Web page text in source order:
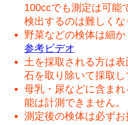
100ccでも測定は可能
検出するのは難しくな
野菜などの検体は細
参考ビデオ
土を採取される方は
石を取り除いて採取し
母乳・尿などに含ま
能は計測できません。
測定後の検体は必ずお